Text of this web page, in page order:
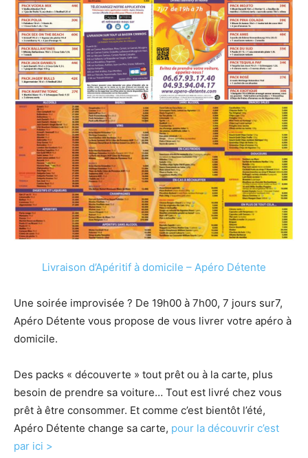
Livraison d’Apéritif à domicile – Apéro Détente
Une soirée improvisée ? De 19h00 à 7h00, 7 jours sur7,
Apéro Détente vous propose de vous livrer votre apéro à
domicile.
Des packs « découverte » tout prêt ou à la carte, plus
besoin de prendre sa voiture… Tout est livré chez vous
prêt à être consommer. Et comme c’est bientôt l’été,
Apéro Détente change sa carte, pour la découvrir c’est
par ici >